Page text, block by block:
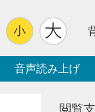
音声読み上げ
閲覧